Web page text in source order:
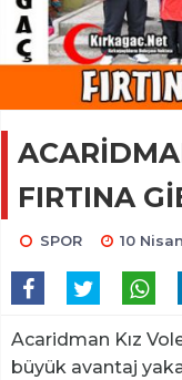
FIRTINA
SPOR 10
Acaridman Kız
büyük avantaj